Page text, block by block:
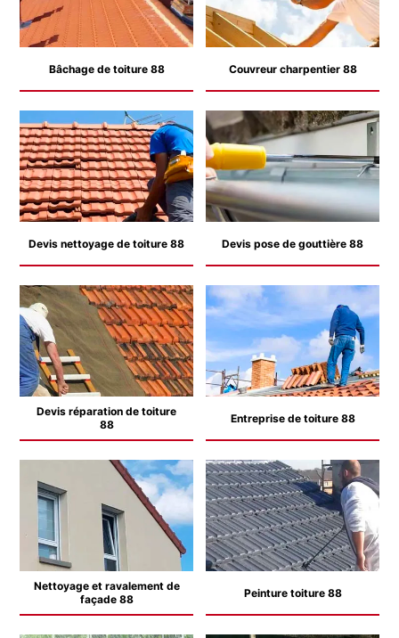
Bâchage de toiture 88 Couvreur charpentier 88
Devis nettoyage de toiture 88 Devis pose de gouttière 88
Devis réparation de toiture
88
Entreprise de toiture 88
Nettoyage et ravalement de
façade 88
Peinture toiture 88